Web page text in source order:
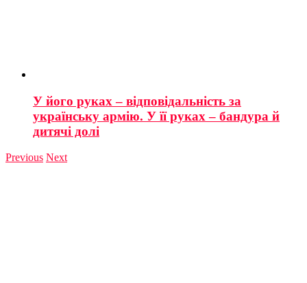
У його руках – відповідальність за
українську армію. У її руках – бандура й
дитячі долі
Previous Next